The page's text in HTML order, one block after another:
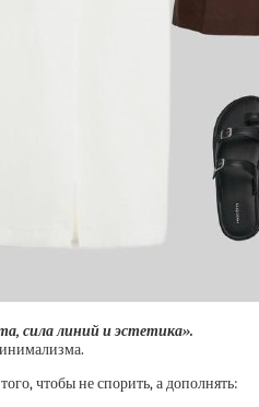
сила линий и эстетика».
чтобы не спорить, а дополнять: